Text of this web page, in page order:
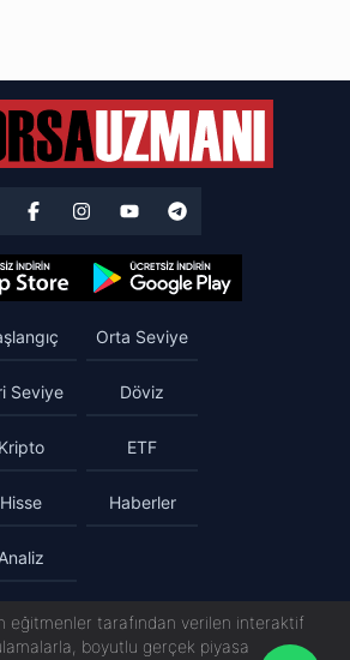
Orta Seviye
Seviye Döviz
Kripto ETF
Hisse Haberler
Analiz
eğitmenler tarafından verilen interaktif
boyutlu gerçek piyasa